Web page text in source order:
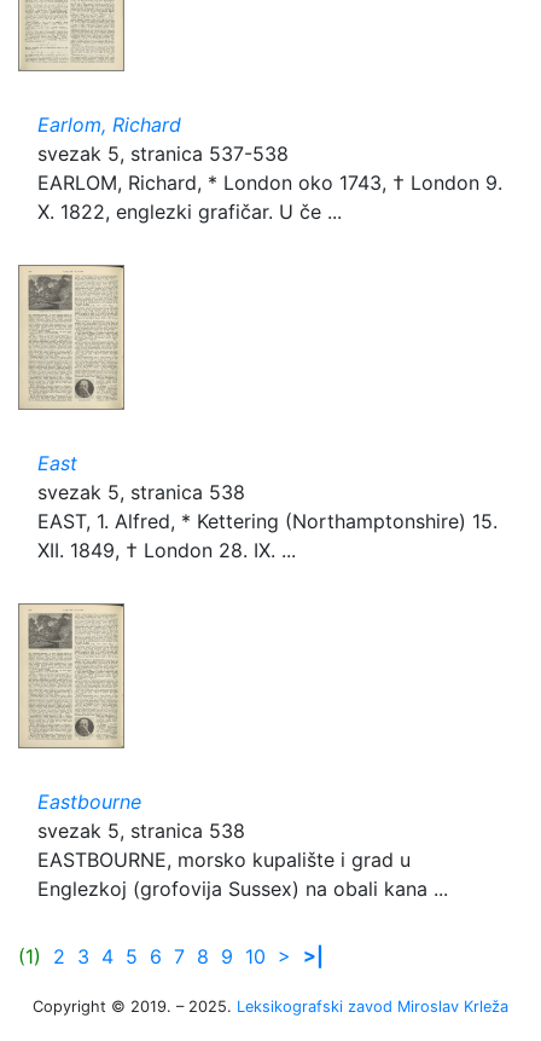
Earlom, Richard
svezak 5, stranica 537-538
EARLOM, Richard, * London oko 1743, † London 9.
X. 1822, englezki grafičar. U če ...
East
svezak 5, stranica 538
EAST, 1. Alfred, * Kettering (Northamptonshire) 15.
XII. 1849, † London 28. IX. ...
Eastbourne
svezak 5, stranica 538
EASTBOURNE, morsko kupalište i grad u
Englezkoj (grofovija Sussex) na obali kana ...
(1) 2 3 4 5 6 7 8 9 10 > >|
Copyright © 2019. – 2025. Leksikografski zavod Miroslav Krleža